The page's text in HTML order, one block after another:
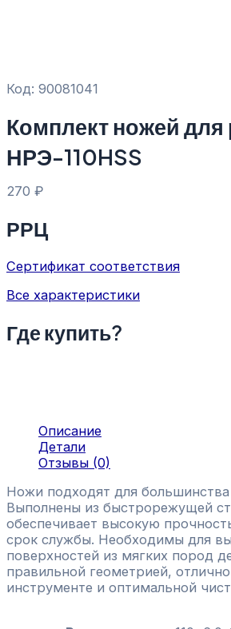
Код: 90081041
Комплект ножей для
НРЭ-110HSS
270 ₽
РРЦ
Сертификат соответствия
Все характеристики
Где купить?
Описание
Детали
Отзывы (0)
Ножи подходят для большинства
Выполнены из быстрорежущей
обеспечивает высокую
срок службы. Необходимы для
поверхностей из мягких пород
правильной геометрией,
инструменте и оптимальной